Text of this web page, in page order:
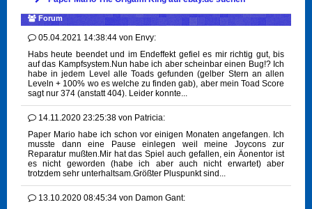
Forum
05.04.2021 14:38:44 von Envy:
Habs heute beendet und im Endeffekt gefiel es mir richtig gut, bis
auf das Kampfsystem.Nun habe ich aber scheinbar einen Bug!? Ich
habe in jedem Level alle Toads gefunden (gelber Stern an allen
Leveln + 100% wo es welche zu finden gab), aber mein Toad Score
sagt nur 374 (anstatt 404). Leider konnte...
14.11.2020 23:25:38 von Patricia:
Paper Mario habe ich schon vor einigen Monaten angefangen. Ich
musste dann eine Pause einlegen weil meine Joycons zur
Reparatur mußten.Mir hat das Spiel auch gefallen, ein Äonentor ist
es nicht geworden (habe ich aber auch nicht erwartet) aber
trotzdem sehr unterhaltsam.Größter Pluspunkt sind...
13.10.2020 08:45:34 von Damon Gant: